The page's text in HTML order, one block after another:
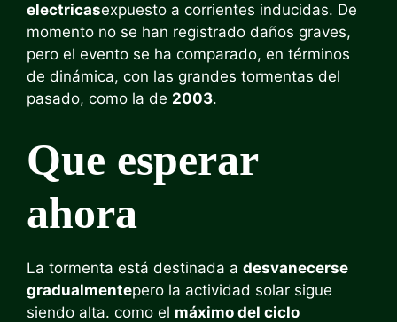
electricasexpuesto a corrientes inducidas. De
momento no se han registrado daños graves,
pero el evento se ha comparado, en términos
de dinámica, con las grandes tormentas del
pasado, como la de 2003.
Que esperar
ahora
La tormenta está destinada a desvanecerse
gradualmentepero la actividad solar sigue
siendo alta. como el máximo del ciclo